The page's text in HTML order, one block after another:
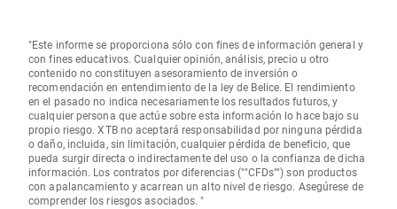
"Este informe se proporciona sólo con fines de información general y
con fines educativos. Cualquier opinión, análisis, precio u otro
contenido no constituyen asesoramiento de inversión o
recomendación en entendimiento de la ley de Belice. El rendimiento
en el pasado no indica necesariamente los resultados futuros, y
cualquier persona que actúe sobre esta información lo hace bajo su
propio riesgo. XTB no aceptará responsabilidad por ninguna pérdida
o daño, incluida, sin limitación, cualquier pérdida de beneficio, que
pueda surgir directa o indirectamente del uso o la confianza de dicha
información. Los contratos por diferencias (""CFDs"") son productos
con apalancamiento y acarrean un alto nivel de riesgo. Asegúrese de
comprender los riesgos asociados. "